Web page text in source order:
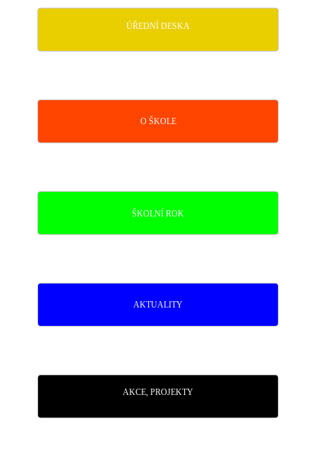
ÚŘEDNÍ DESKA
O ŠKOLE
ŠKOLNÍ ROK
AKTUALITY
AKCE, PROJEKTY